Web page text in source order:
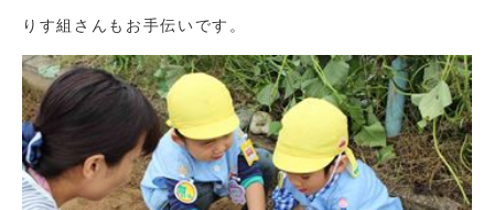
りす組さんもお手伝いです。